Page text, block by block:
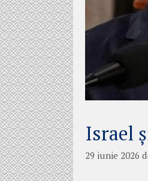
Israel
29 iunie 2026